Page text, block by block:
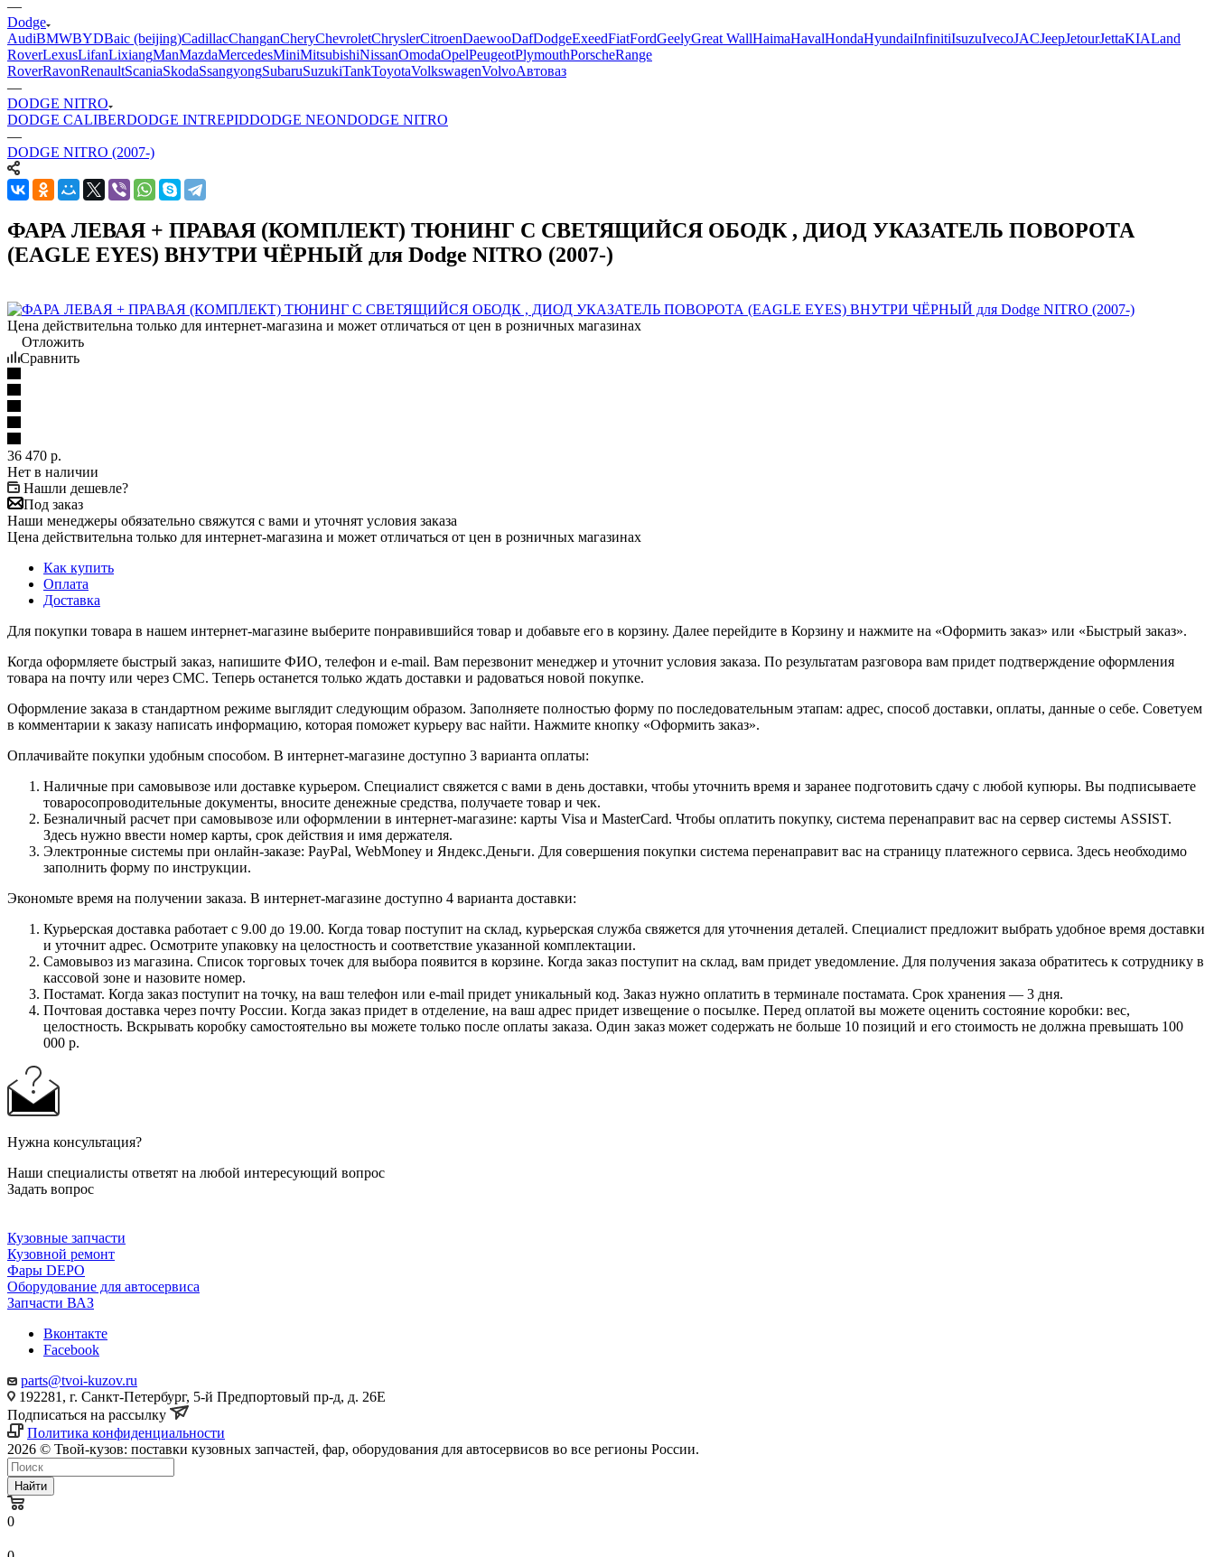
—
Dodge
AudiBMWBYDBaic (beijing)CadillacChanganCheryChevroletChryslerCitroenDaewooDafDodgeExeedFiatFordGeelyGreat WallHaimaHavalHondaHyundaiInfinitiIsuzuIvecoJACJeepJetourJettaKIALand
RoverLexusLifanLixiangManMazdaMercedesMiniMitsubishiNissanOmodaOpelPeugeotPlymouthPorscheRange
RoverRavonRenaultScaniaSkodaSsangyongSubaruSuzukiTankToyotaVolkswagenVolvoАвтоваз
—
DODGE NITRO
DODGE CALIBERDODGE INTREPIDDODGE NEONDODGE NITRO
—
DODGE NITRO (2007-)
ФАРА ЛЕВАЯ + ПРАВАЯ (КОМПЛЕКТ) ТЮНИНГ С СВЕТЯЩИЙСЯ ОБОДК , ДИОД УКАЗАТЕЛЬ ПОВОРОТА
(EAGLE EYES) ВНУТРИ ЧЁРНЫЙ для Dodge NITRO (2007-)
Цена действительна только для интернет-магазина и может отличаться от цен в розничных магазинах
Отложить
Сравнить
36 470 р.
Нет в наличии
Нашли дешевле?
Под заказ
Наши менеджеры обязательно свяжутся с вами и уточнят условия заказа
Цена действительна только для интернет-магазина и может отличаться от цен в розничных магазинах
Как купить
Оплата
Доставка
Для покупки товара в нашем интернет-магазине выберите понравившийся товар и добавьте его в корзину. Далее перейдите в Корзину и нажмите на «Оформить заказ» или «Быстрый заказ».
Когда оформляете быстрый заказ, напишите ФИО, телефон и e-mail. Вам перезвонит менеджер и уточнит условия заказа. По результатам разговора вам придет подтверждение оформления
товара на почту или через СМС. Теперь останется только ждать доставки и радоваться новой покупке.
Оформление заказа в стандартном режиме выглядит следующим образом. Заполняете полностью форму по последовательным этапам: адрес, способ доставки, оплаты, данные о себе. Советуем
в комментарии к заказу написать информацию, которая поможет курьеру вас найти. Нажмите кнопку «Оформить заказ».
Оплачивайте покупки удобным способом. В интернет-магазине доступно 3 варианта оплаты:
Наличные при самовывозе или доставке курьером. Специалист свяжется с вами в день доставки, чтобы уточнить время и заранее подготовить сдачу с любой купюры. Вы подписываете
товаросопроводительные документы, вносите денежные средства, получаете товар и чек.
Безналичный расчет при самовывозе или оформлении в интернет-магазине: карты Visa и MasterCard. Чтобы оплатить покупку, система перенаправит вас на сервер системы ASSIST.
Здесь нужно ввести номер карты, срок действия и имя держателя.
Электронные системы при онлайн-заказе: PayPal, WebMoney и Яндекс.Деньги. Для совершения покупки система перенаправит вас на страницу платежного сервиса. Здесь необходимо
заполнить форму по инструкции.
Экономьте время на получении заказа. В интернет-магазине доступно 4 варианта доставки:
Курьерская доставка работает с 9.00 до 19.00. Когда товар поступит на склад, курьерская служба свяжется для уточнения деталей. Специалист предложит выбрать удобное время доставки
и уточнит адрес. Осмотрите упаковку на целостность и соответствие указанной комплектации.
Самовывоз из магазина. Список торговых точек для выбора появится в корзине. Когда заказ поступит на склад, вам придет уведомление. Для получения заказа обратитесь к сотруднику в
кассовой зоне и назовите номер.
Постамат. Когда заказ поступит на точку, на ваш телефон или e-mail придет уникальный код. Заказ нужно оплатить в терминале постамата. Срок хранения — 3 дня.
Почтовая доставка через почту России. Когда заказ придет в отделение, на ваш адрес придет извещение о посылке. Перед оплатой вы можете оценить состояние коробки: вес,
целостность. Вскрывать коробку самостоятельно вы можете только после оплаты заказа. Один заказ может содержать не больше 10 позиций и его стоимость не должна превышать 100
000 р.
Нужна консультация?
Наши специалисты ответят на любой интересующий вопрос
Задать вопрос
Кузовные запчасти
Кузовной ремонт
Фары DEPO
Оборудование для автосервиса
Запчасти ВАЗ
Вконтакте
Facebook
parts@tvoi-kuzov.ru
192281, г. Санкт-Петербург, 5-й Предпортовый пр-д, д. 26Е
Подписаться на рассылку
Политика конфиденциальности
2026 © Твой-кузов: поставки кузовных запчастей, фар, оборудования для автосервисов во все регионы России.
Найти
0